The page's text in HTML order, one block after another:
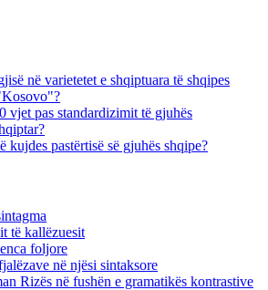
në varietetet e shqiptuara të shqipes
vjet pas standardizimit të gjuhës
kujdes pastërtisë së gjuhës shqipe?
të kallëzuesit
foljore
në njësi sintaksore
Rizës në fushën e gramatikës kontrastive